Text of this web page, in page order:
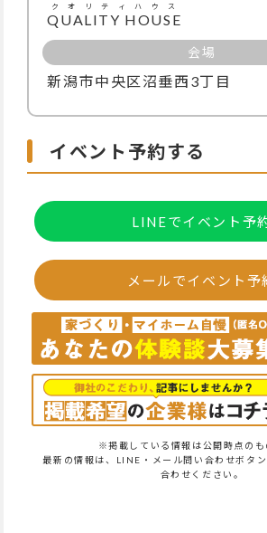
QUALITY HOUSE
クオリティハウス
会場
新潟市中央区沼垂西3丁目
イベント予約する
LINEでイベント予
メールでイベント予
※掲載している情報は公開時点のも
最新の情報は、LINE・メール問い合わせボタ
合わせください。